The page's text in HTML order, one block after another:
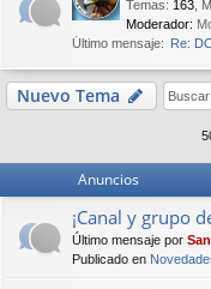
Temas: 163
Moderador:
Último mensaje: Re:
Nuevo Tema
Anuncios
¡Canal y grupo
Último mensaje por
Publicado en